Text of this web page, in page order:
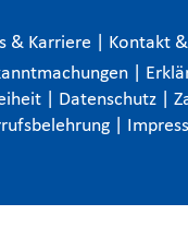
& Karriere
Kontakt
Datenschutz